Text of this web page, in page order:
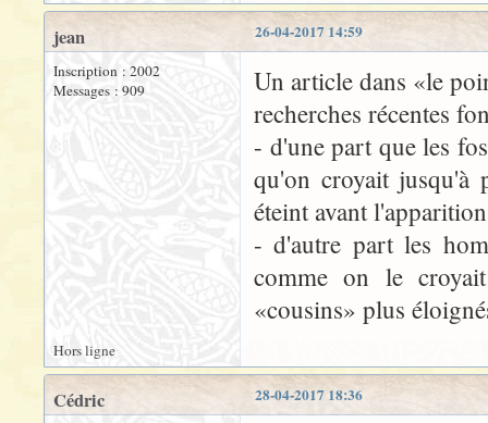
26-04-2017 14:59
jean
Inscription : 2002
Messages : 909
Un article dans «le
recherches récentes
- d'une part que les
qu'on croyait jusqu'à
éteint avant
- d'autre part les
comme on le
«cousins» plus
Hors ligne
28-04-2017 18:36
Cédric